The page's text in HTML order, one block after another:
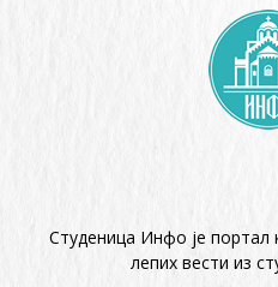
Студеница Инфо је портал
лепих вести из